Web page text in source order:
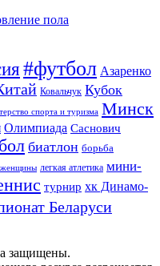
пола
#футбол Азаренко
Ковальчук Кубок
спорта и туризма Минск
Олимпиада Саснович
биатлон борьба
женщины легкая атлетика мини-
турнир хк Динамо-
Беларуси
защищены.